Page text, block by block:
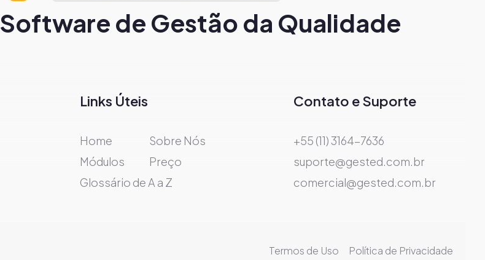
Software de Gestão da Qualidade
Links Úteis
Home
Sobre Nós
Módulos
Preço
Glossário de A a Z
Contato e Suporte
+55 (11) 3164-7636
suporte@gested.com.br
comercial@gested.com.br
Termos de Uso Política de Privacidade